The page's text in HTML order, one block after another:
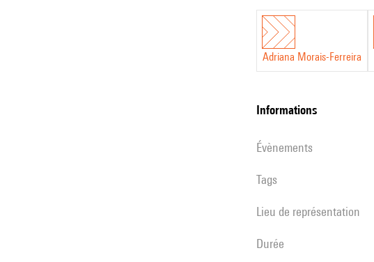
Adriana Morais-Ferreira
informations
évènements
Tags
Lieu de représentation
durée